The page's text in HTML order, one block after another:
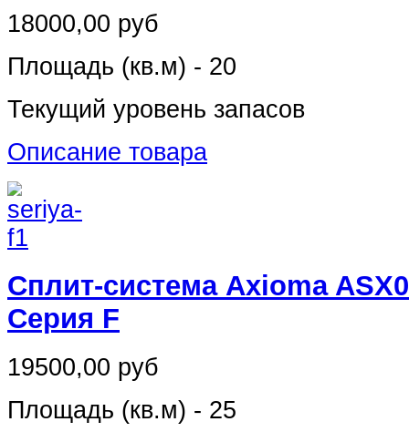
18000,00 руб
Площадь (кв.м) - 20
Текущий уровень запасов
Описание товара
Сплит-система Axioma
Серия F
19500,00 руб
Площадь (кв.м) - 25